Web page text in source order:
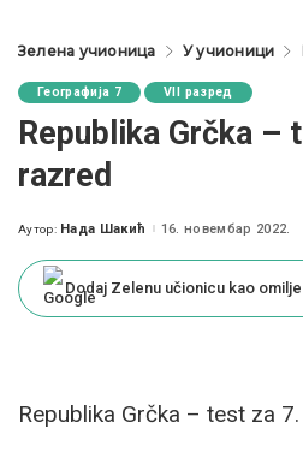
Зелена учионица У учионици
Географија 7 VII разред
Republika Grčka –
razred
Posted
Аутор: Нада Шакић 16. новембар 2022.
Dodaj Zelenu učionicu kao
Republika Grčka – test za